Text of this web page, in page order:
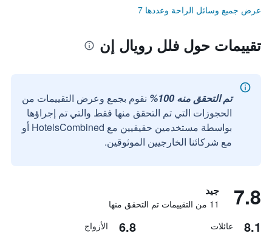
عرض جميع وسائل الراحة وعددها 7
تقييمات حول فلل رويال إن
تم التحقق منه 100%
نقوم بجمع وعرض التقييمات من
الحجوزات التي تم التحقق منها فقط والتي تم إجراؤها
بواسطة مستخدمين حقيقيين مع HotelsCombined أو
مع شركائنا الخارجيين الموثوقين.
7.8 جيد
11 من التقييمات تم التحقق منها
8.1 عائلات 6.8 الأزواج